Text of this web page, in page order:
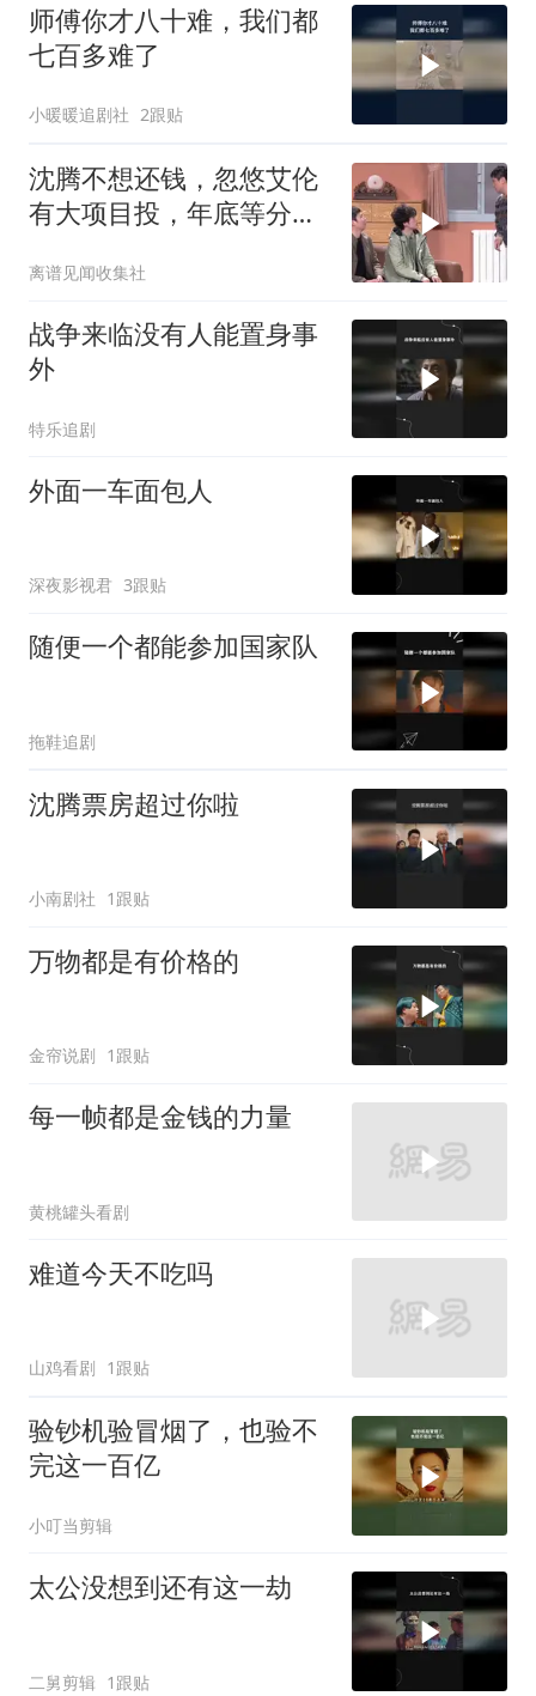
师傅你才八十难，我们都
七百多难了
小暖暖追剧社 2跟贴
沈腾不想还钱，忽悠艾伦
有大项目投，年底等分红
离谱见闻收集社
战争来临没有人能置身事
外
特乐追剧
外面一车面包人
深夜影视君 3跟贴
随便一个都能参加国家队
拖鞋追剧
沈腾票房超过你啦
小南剧社 1跟贴
万物都是有价格的
金帘说剧 1跟贴
每一帧都是金钱的力量
黄桃罐头看剧
难道今天不吃吗
山鸡看剧 1跟贴
验钞机验冒烟了，也验不
完这一百亿
小叮当剪辑
太公没想到还有这一劫
二舅剪辑 1跟贴